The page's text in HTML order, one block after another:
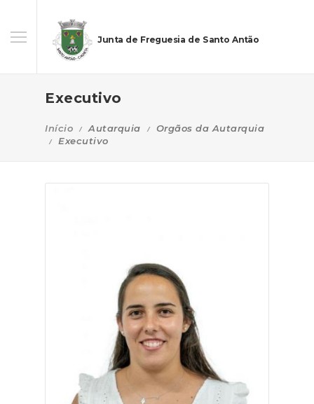
Junta de Freguesia de Santo Antão
Executivo
Início Autarquia
Orgãos da Autarquia
Executivo